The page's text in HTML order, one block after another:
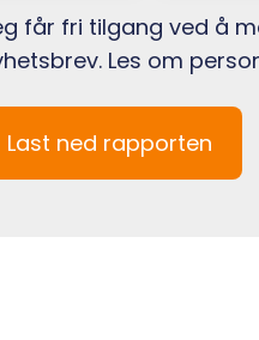
får fri tilgang ved å
Les om